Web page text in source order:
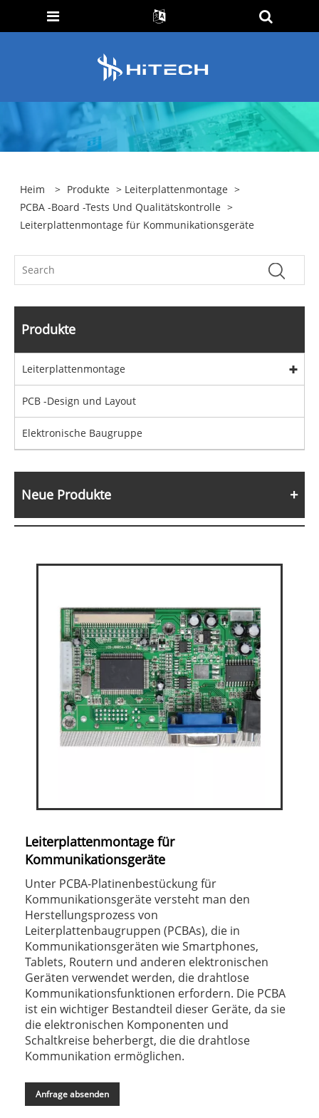
Heim > Produkte > Leiterplattenmontage >
PCBA -Board -Tests Und Qualitätskontrolle >
Leiterplattenmontage für Kommunikationsgeräte
Produkte
Leiterplattenmontage
PCB -Design und Layout
Elektronische Baugruppe
Neue Produkte
Leiterplattenmontage für
Kommunikationsgeräte
Unter PCBA-Platinenbestückung für
Kommunikationsgeräte versteht man den
Herstellungsprozess von
Leiterplattenbaugruppen (PCBAs), die in
Kommunikationsgeräten wie Smartphones,
Tablets, Routern und anderen elektronischen
Geräten verwendet werden, die drahtlose
Kommunikationsfunktionen erfordern. Die PCBA
ist ein wichtiger Bestandteil dieser Geräte, da sie
die elektronischen Komponenten und
Schaltkreise beherbergt, die die drahtlose
Kommunikation ermöglichen.
Anfrage absenden